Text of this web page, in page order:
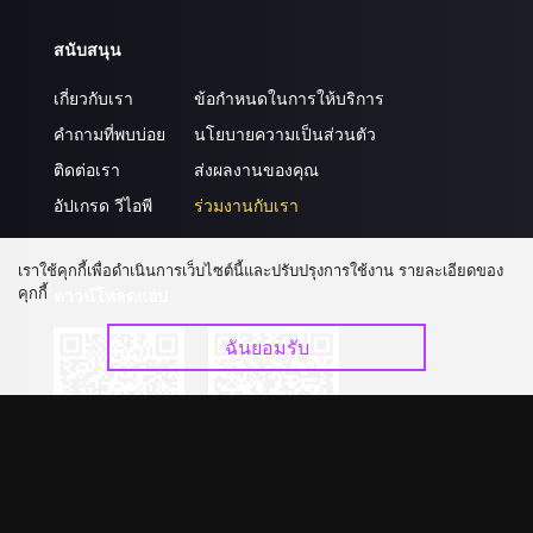
สนับสนุน
เกี่ยวกับเรา
คำถามที่พบบ่อย
ติดต่อเรา
อัปเกรด วีไอพี
ข้อกำหนดในการให้บริการ
นโยบายความเป็นส่วนตัว
ส่งผลงานของคุณ
ร่วมงานกับเรา
เราใช้คุกกี้เพื่อดำเนินการเว็บไซต์นี้และปรับปรุงการใช้งาน รายละเอียดของ
คุกกี้
ฉันยอมรับ